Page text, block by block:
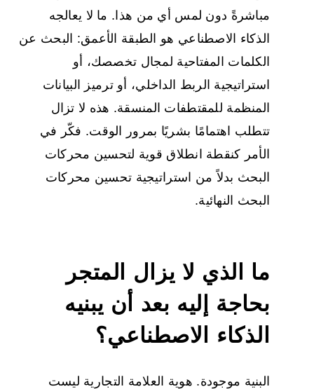
مباشرةً دون لمس أي من هذا. ما لا يعالجه
الذكاء الاصطناعي هو الطبقة الأعمق: البحث عن
الكلمات المفتاحية لمجال تخصصك، أو
استراتيجية الربط الداخلي، أو ترميز البيانات
المنظمة للمقتطفات المنسقة. هذه لا تزال
تتطلب اهتمامًا بشريًا بمرور الوقت. فكّر في
الأمر كنقطة انطلاق قوية لتحسين محركات
البحث بدلاً من استراتيجية تحسين محركات
البحث النهائية.
ما الذي لا يزال المتجر
بحاجة إليه بعد أن يبنيه
الذكاء الاصطناعي؟
البنية موجودة. هوية العلامة التجارية ليست